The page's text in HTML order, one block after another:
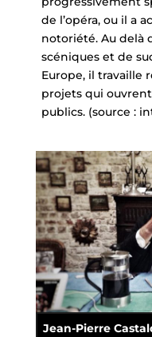
de l’opéra, ou il a
notoriété. Au delà
scéniques et de
Europe, il travaille
projets qui ouvrent
publics. (source :
Jean-Pierre